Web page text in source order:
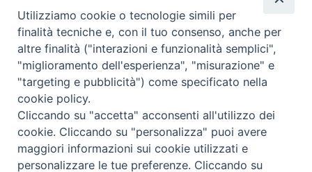
Diocesi di Acireale
Utilizziamo cookie o tecnologie simili per
finalità tecniche e, con il tuo consenso, anche per
altre finalità ("interazioni e funzionalità semplici",
"miglioramento dell'esperienza", "misurazione" e
"targeting e pubblicità") come specificato nella
cookie policy.
Cliccando su "accetta" acconsenti all'utilizzo dei
cookie. Cliccando su "personalizza" puoi avere
maggiori informazioni sui cookie utilizzati e
personalizzare le tue preferenze. Cliccando su